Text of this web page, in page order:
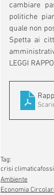
cambiare
politiche
quale non
Spetta ai
LEGGI
Tag:
crisi climatica
Ambiente
Economia